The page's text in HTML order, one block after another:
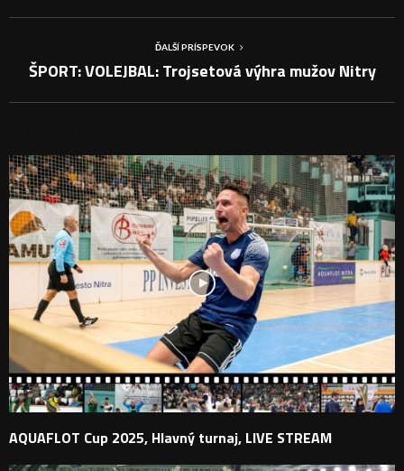
ĎALŠÍ PRÍSPEVOK
ŠPORT: VOLEJBAL: Trojsetová výhra mužov Nitry
AQUAFLOT Cup 2025, Hlavný turnaj, LIVE STREAM